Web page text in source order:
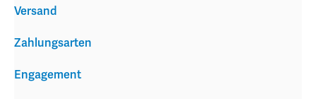
Versand
Zahlungsarten
Engagement